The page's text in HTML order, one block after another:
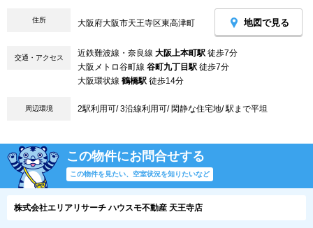
住所 大阪府大阪市天王寺区東高津町 地図で見る
交通・アクセス 近鉄難波線・奈良線 大阪上本町駅 徒歩7分
大阪メトロ谷町線 谷町九丁目駅 徒歩7分
大阪環状線 鶴橋駅 徒歩14分
周辺環境 2駅利用可/ 3沿線利用可/ 閑静な住宅地/ 駅まで平坦
この物件にお問合せする
この物件を見たい、空室状況を知りたいなど
株式会社エリアリサーチ ハウスモ不動産 天王寺店